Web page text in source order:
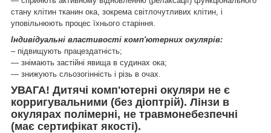
стану клітин тканин ока, зокрема світлочутливих клітин, і
уповільнюють процес їхнього старіння.
Індивідуальні властивості комп'ютерних окулярів:
– підвищують працездатність;
— знімають застійні явища в судинах ока;
— знижують сльозогінність і різь в очах.
УВАГА! Дитячі комп'ютерні окуляри не є
корригувальними (без діоптрій). Лінзи в
окулярах полімерні, не травмонебезпечні
(має сертифікат якості).